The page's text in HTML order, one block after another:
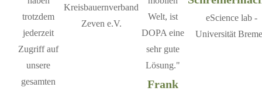
trotzdem
jederzeit
Zugriff auf
unsere
gesamten
Kreisbauernverband
Zeven e.V.
Welt, ist
DOPA eine
sehr gute
Lösung."
Frank
eScience lab -
Universität